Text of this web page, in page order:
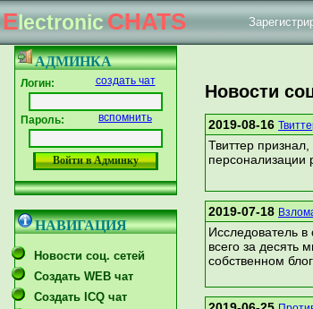
ElectronicCHATS
Главная страница|Форум тех. поддержки
АДМИНКА
Логин: создать чат
Пароль: вспомнить
НАВИГАЦИЯ
Новости соц. сетей
Создать WEB чат
Создать ICQ чат
Новости
2019-08-16
Твиттер
персонализации
2019-07-18
Исследователь
всего за десять
собственном